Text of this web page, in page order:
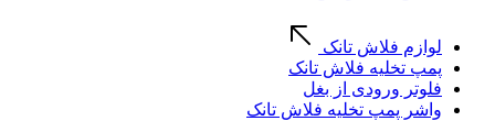
لوازم فلاش تانک
پمپ تخلیه فلاش تانک
فلوتر ورودی از بغل
واشر پمپ تخلیه فلاش تانک